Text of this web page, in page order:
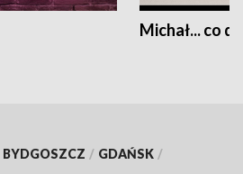
Michał... co
BYDGOSZCZ / GDAŃSK /